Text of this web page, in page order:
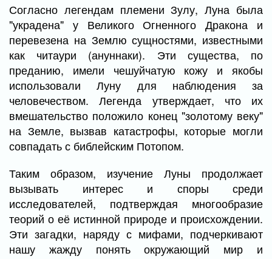
Согласно легендам племени Зулу, Луна была
"украдена" у Великого Огненного Дракона и
перевезена на Землю сущностями, известными
как читаури (ануннаки). Эти существа, по
преданию, имели чешуйчатую кожу и якобы
использовали Луну для наблюдения за
человечеством. Легенда утверждает, что их
вмешательство положило конец "золотому веку"
на Земле, вызвав катастрофы, которые могли
совпадать с библейским Потопом.
Таким образом, изучение Луны продолжает
вызывать интерес и споры среди
исследователей, подтверждая многообразие
теорий о её истинной природе и происхождении.
Эти загадки, наряду с мифами, подчеркивают
нашу жажду понять окружающий мир и